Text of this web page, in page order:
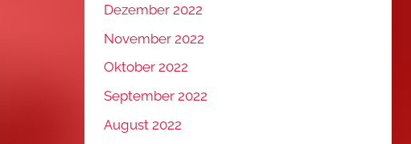
Dezember 2022
November 2022
Oktober 2022
September 2022
August 2022